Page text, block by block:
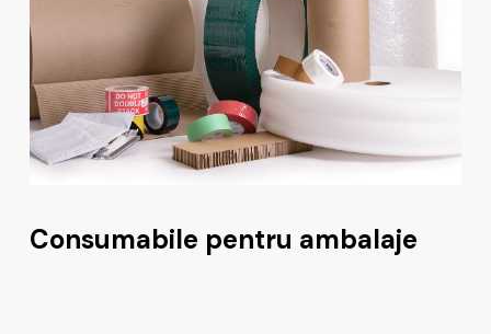
Consumabile pentru ambalaje